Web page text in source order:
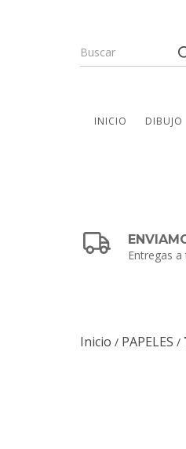
INICIO DIBUJO
Entregas
Inicio / PAPELES /